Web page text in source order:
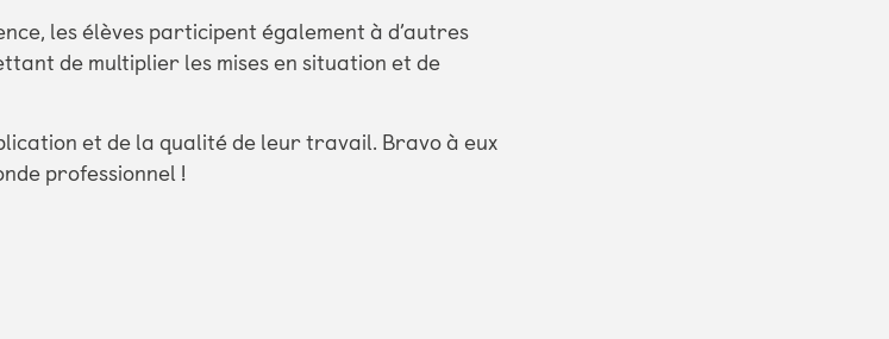
les élèves participent également à d’autres
de multiplier les mises en situation et de
et de la qualité de leur travail. Bravo à eux
professionnel !